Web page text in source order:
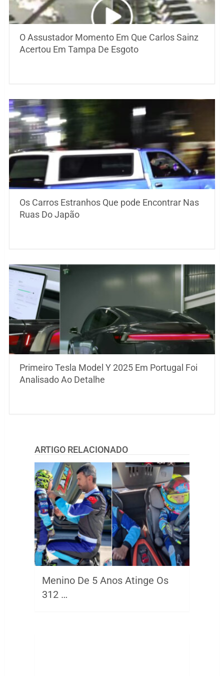
O Assustador Momento Em Que Carlos Sainz
Acertou Em Tampa De Esgoto
Os Carros Estranhos Que pode Encontrar Nas
Ruas Do Japão
Primeiro Tesla Model Y 2025 Em Portugal Foi
Analisado Ao Detalhe
ARTIGO RELACIONADO
Menino De 5 Anos Atinge Os
312 …